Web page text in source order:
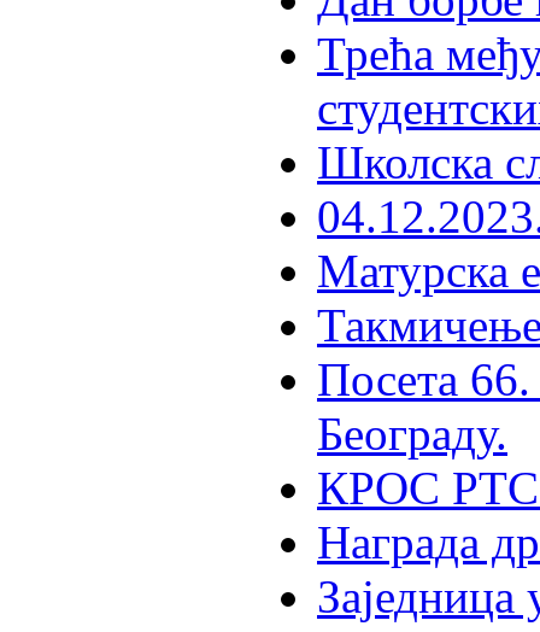
Трећа
Школска
Матурска
Посета
Београду.
КРОС
Награда
Заједница